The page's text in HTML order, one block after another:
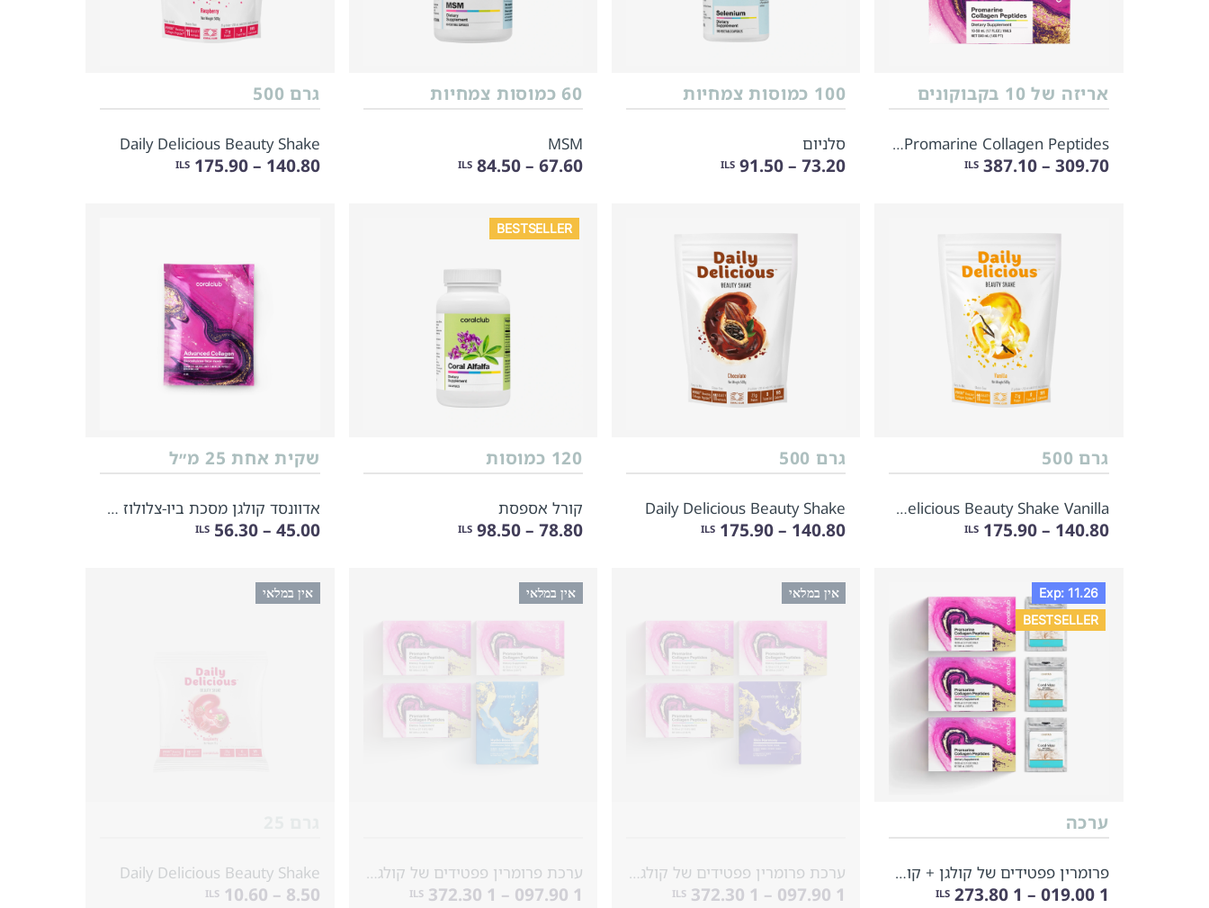
אריזה של 10 בקבוקונים
Promarine Collagen Peptides ערכה ל10 בקבוקונים
309.70 – 387.10
ILS
100 כמוסות צמחיות
סלניום
73.20 – 91.50
ILS
60 כמוסות צמחיות
MSM
67.60 – 84.50
ILS
גרם 500
Daily Delicious Beauty Shake
140.80 – 175.90
ILS
גרם 500
Daily Delicious Beauty Shake Vanilla
140.80 – 175.90
ILS
גרם 500
Daily Delicious Beauty Shake
140.80 – 175.90
ILS
BESTSELLER
120 כמוסות
קורל אספסת
78.80 – 98.50
ILS
שקית אחת 25 מ״ל
אדוונסד קולגן מסכת ביו-צלולוז לפנים
45.00 – 56.30
ILS
Exp: 11.26
BESTSELLER
ערכה
פרומרין פפטידים של קולגן + קורל-מיין
1 019.00 – 1 273.80
ILS
ערכת פרומרין פפטידים של קולגן (לתקופה של חודש) & מסכות ב�...
1 097.90 – 1 372.30
ILS
אין במלאי
ערכת פרומרין פפטידים של קולגן (לתקופה של חודש) & מסכות ב�...
1 097.90 – 1 372.30
ILS
אין במלאי
Daily Delicious Beauty Shake
8.50 – 10.60
ILS
אין במלאי